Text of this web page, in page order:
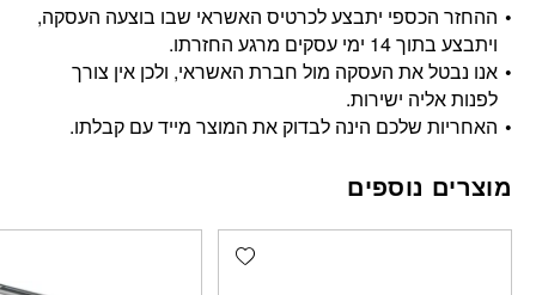
ההחזר הכספי יתבצע לכרטיס האשראי שבו בוצעה העסקה,
ויתבצע בתוך 14 ימי עסקים מרגע החזרתו.
אנו נבטל את העסקה מול חברת האשראי, ולכן אין צורך
לפנות אליה ישירות.
האחריות שלכם הינה לבדוק את המוצר מייד עם קבלתו.
מוצרים נוספים
Add wishlist